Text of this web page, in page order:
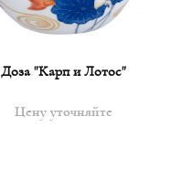
Доза "Карп и Лотос"
Цену уточняйте